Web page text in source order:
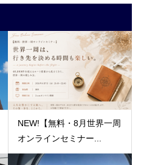
NEW!【無料・8月世界一周
オンラインセミナー...